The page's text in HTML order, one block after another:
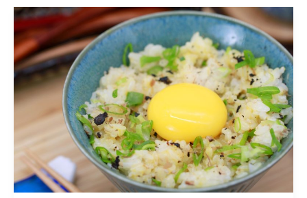
Schnelles
Kimchi
Bokkeumbap
selber
machen
|
in
20
Minuten